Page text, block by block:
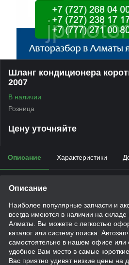
Шланг кондиционера
2007
В наличии
Розница
Цену уточняйте
Описание Характеристики
Описание
Наиболее популярные запчасти и
всегда имеются в наличии на
Алматы. Вы можете с легкостью
каталог или систему поиска.
самостоятельно в нашем офисе или
удобное Вам место в самые
Вас приятно удивят низкие цены на